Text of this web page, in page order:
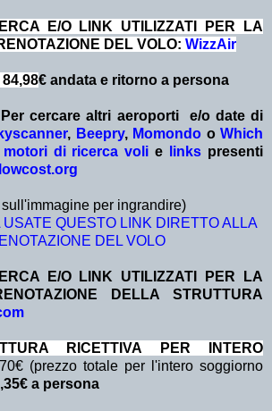
E/O LINK UTILIZZATI PER LA
DEL VOLO: WizzAir
€ andata e ritorno a persona
Per cercare altri aeroporti e/o date di
, Beepry, Momondo o Which
motori di ricerca voli e links presenti
per ingrandire)
USATE QUESTO LINK DIRETTO ALLA
DEL VOLO
E/O LINK UTILIZZATI PER LA
DELLA STRUTTURA
RICETTIVA PER INTERO
(prezzo totale per l'intero soggiorno
a persona